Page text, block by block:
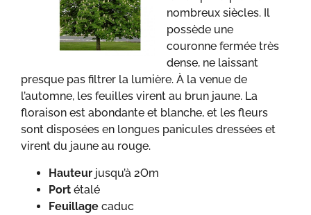
nombreux siècles. Il
possède une
couronne fermée très
dense, ne laissant
presque pas filtrer la lumière. À la venue de
l’automne, les feuilles virent au brun jaune. La
floraison est abondante et blanche, et les fleurs
sont disposées en longues panicules dressées et
virent du jaune au rouge.
Hauteur jusqu’à 2Om
Port étalé
Feuillage caduc